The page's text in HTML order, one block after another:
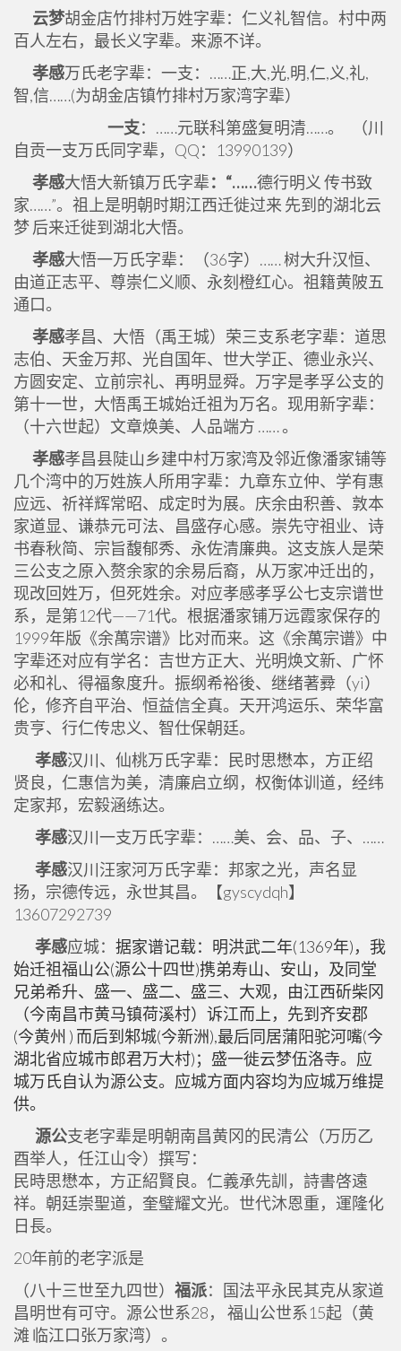
云梦胡金店竹排村万姓字辈：仁义礼智信。村中两
百人左右，最长义字辈。来源不详。
孝感万氏老字辈：一支：……正,大,光,明,仁,义,礼,
智,信……(为胡金店镇竹排村万家湾字辈）
一支：……元联科第盛复明清……。 （川
自贡一支万氏同字辈，QQ：13990139）
孝感大悟大新镇万氏字辈：“……德行明义 传书致
家……”。祖上是明朝时期江西迁徙过来 先到的湖北云
梦 后来迁徙到湖北大悟。
孝感大悟一万氏字辈：（36字）…… 树大升汉恒、
由道正志平、尊崇仁义顺、永刻橙红心。祖籍黄陂五
通口。
孝感孝昌、大悟（禹王城）荣三支系老字辈：道思
志伯、天金万邦、光自国年、世大学正、德业永兴、
方圆安定、立前宗礼、再明显舜。万字是孝孚公支的
第十一世，大悟禹王城始迁祖为万名。现用新字辈：
（十六世起）文章焕美、人品端方 …… 。
孝感孝昌县陡山乡建中村万家湾及邻近像潘家铺等
几个湾中的万姓族人所用字辈：九章东立仲、学有惠
应远、祈祥辉常昭、成定时为展。庆余由积善、敦本
家道显、谦恭元可法、昌盛存心感。崇先守祖业、诗
书春秋简、宗旨馥郁秀、永佐清廉典。这支族人是荣
三公支之原入赘余家的余易后裔，从万家冲迁出的，
现改回姓万，但死姓余。对应孝感孝孚公七支宗谱世
系，是第12代——71代。根据潘家铺万远霞家保存的
1999年版《余萬宗谱》比对而来。这《余萬宗谱》中
字辈还对应有学名：吉世方正大、光明焕文新、广怀
必和礼、得福象度升。振纲希裕後、继绪著彛（yi）
伦，修齐自平治、恒益信全真。天开鸿运乐、荣华富
贵亨、行仁传忠义、智仕保朝廷。
孝感汉川、仙桃万氏字辈：民时思懋本，方正绍
贤良，仁惠信为美，清廉启立纲，权衡体训道，经纬
定家邦，宏毅涵练达。
孝感汉川一支万氏字辈：……美、会、品、子、……
孝感汉川汪家河万氏字辈：邦家之光，声名显
扬，宗德传远，永世其昌。【gyscydqh】
13607292739
孝感应城： 据家谱记载：明洪武二年(1369年)，我
始迁祖福山公(源公十四世)携弟寿山、安山，及同堂
兄弟希升、盛一、盛二、盛三、大观，由江西斫柴冈
（今南昌市黄马镇荷溪村）诉江而上，先到齐安郡
(今黄州 ) 而后到邾城(今新洲),最后同居蒲阳驼河嘴(今
湖北省应城市郎君万大村)；盛一徙云梦伍洛寺。应
城万氏自认为源公支。应城方面内容均为应城万维提
供。
源公支老字辈是明朝南昌黄冈的民清公（万历乙
酉举人，任江山令）撰写：
民時思懋本，方正紹賢良。仁義承先訓，詩書啓遠
祥。朝廷崇聖道，奎璧耀文光。世代沐恩重，運隆化
日長。
20年前的老字派是
（八十三世至九四世） 福派：国法平永民其克从家道
昌明世有可守。源公世系28， 福山公世系15起（黄
滩 临江口张万家湾）。